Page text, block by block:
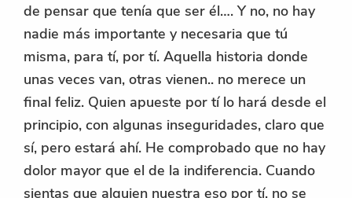
de pensar que tenía que ser él…. Y no, no hay
nadie más importante y necesaria que tú
misma, para tí, por tí. Aquella historia donde
unas veces van, otras vienen.. no merece un
final feliz. Quien apueste por tí lo hará desde el
principio, con algunas inseguridades, claro que
sí, pero estará ahí. He comprobado que no hay
dolor mayor que el de la indiferencia. Cuando
sientas que alguien nuestra eso por tí, no se